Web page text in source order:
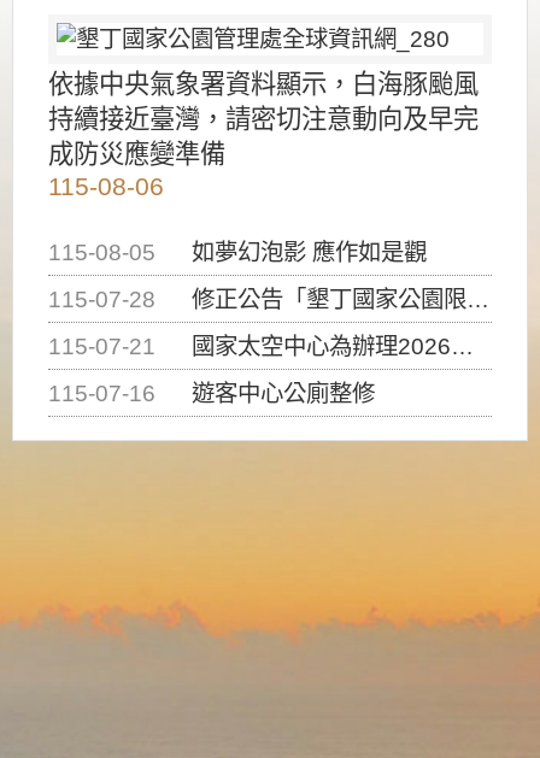
依據中央氣象署資料顯示，白海豚颱風
持續接近臺灣，請密切注意動向及早完
成防災應變準備
115-08-06
115-08-05
如夢幻泡影 應作如是觀
115-07-28
修正公告「墾丁國家公園限制水域遊憩活動之種類、範圍、時間及行為」，自即日生效。
115-07-21
國家太空中心為辦理2026台灣盃火箭競賽，陸、海、空域警戒及協調相關事宜，因颱風備案事宜
115-07-16
遊客中心公廁整修